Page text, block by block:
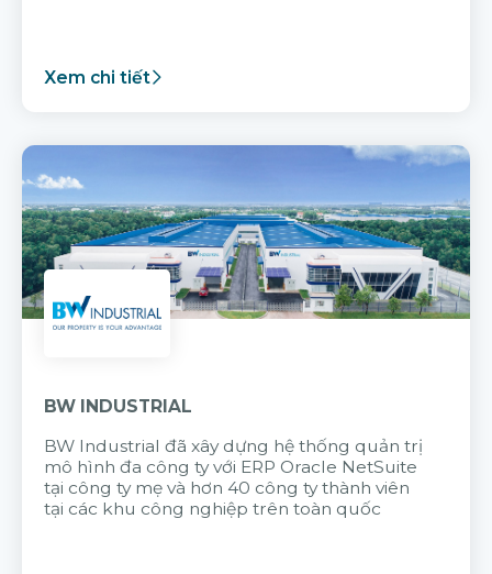
Xem chi tiết
BW INDUSTRIAL
BW Industrial đã xây dựng hệ thống quản trị
mô hình đa công ty với ERP Oracle NetSuite
tại công ty mẹ và hơn 40 công ty thành viên
tại các khu công nghiệp trên toàn quốc